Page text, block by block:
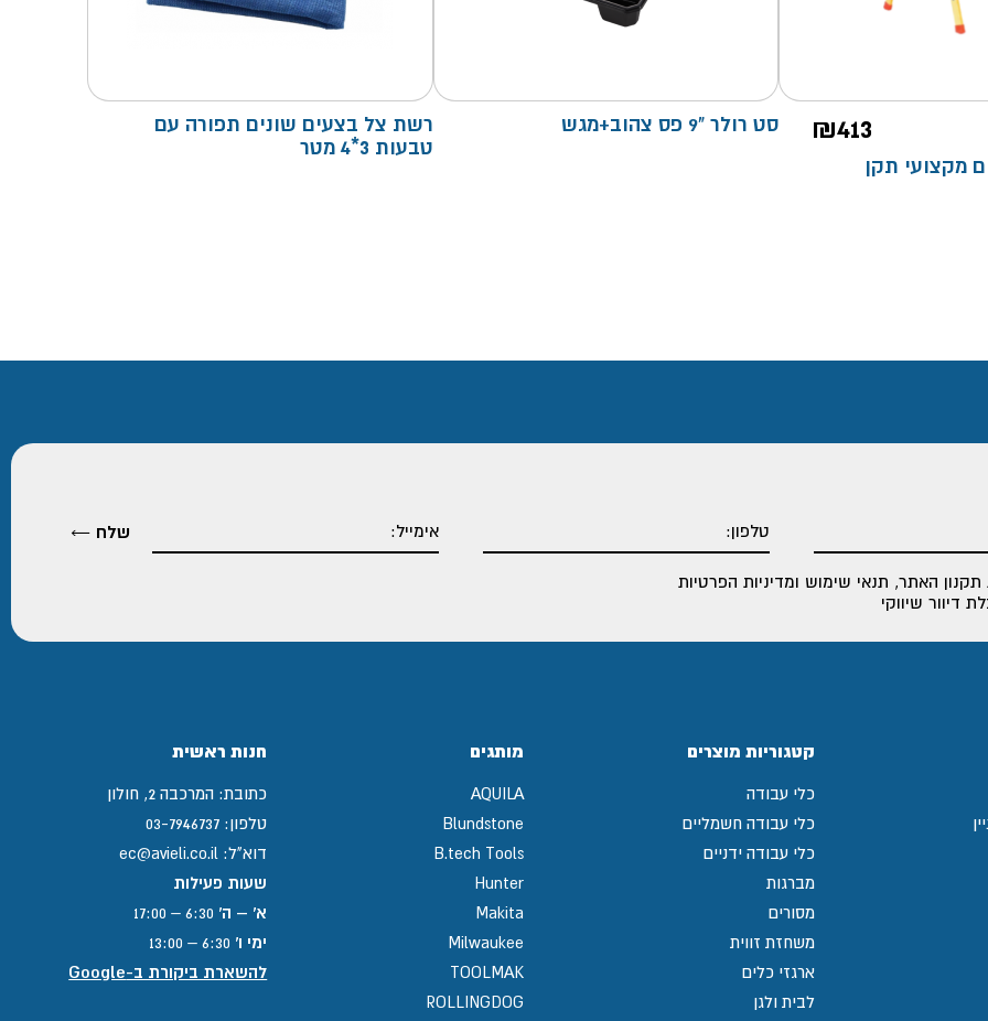
₪413
שלבים מקצועי תקן
סט רולר "9 פס צהוב+מגש
רשת צל בצעים שונים תפורה עם
טבעות 3*4 מטר
תקנון האתר, תנאי שימוש ומדיניות הפרטיות
דיוור שיווקי
קטגוריות מוצרים
כלי עבודה
כלי עבודה חשמליים
כלי עבודה ידניים
מברגות
מסורים
משחזת זווית
ארגזי כלים
לבית ולגן
מותגים
AQUILA
Blundstone
B.tech Tools
Hunter
Makita
Milwaukee
TOOLMAK
ROLLINGDOG
חנות ראשית
כתובת: המרכבה 2, חולון
טלפון: 03-7946737
דוא"ל: ec@avieli.co.il
שעות פעילות
א' – ה'
ימי ו'
להשארת ביקורת ב-Google